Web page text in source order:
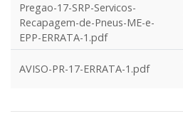
Pregao-17-SRP-Servicos-
Recapagem-de-Pneus-ME-e-
EPP-ERRATA-1.pdf
AVISO-PR-17-ERRATA-1.pdf